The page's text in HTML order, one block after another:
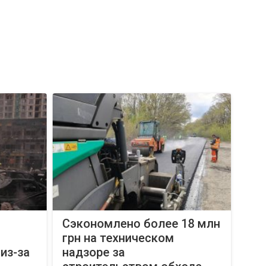
за
Сэкономлено более 18 млн
грн на техническом
надзоре за